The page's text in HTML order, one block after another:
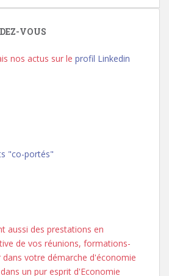
VOUS
nos actus sur le profil Linkedin
"co-portés"
aussi des prestations en
de vos réunions, formations-
votre démarche d'économie
un pur esprit d'Economie